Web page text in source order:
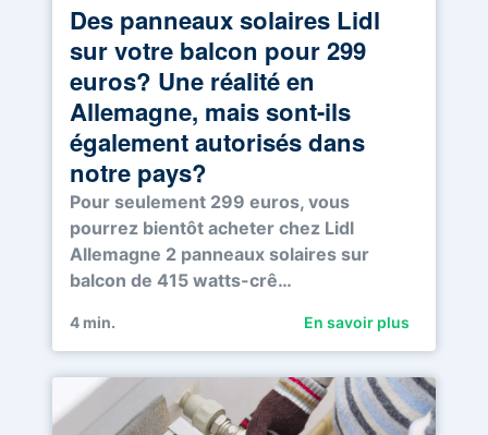
Des panneaux solaires Lidl
sur votre balcon pour 299
euros? Une réalité en
Allemagne, mais sont-ils
également autorisés dans
notre pays?
Pour seulement 299 euros, vous
pourrez bientôt acheter chez Lidl
Allemagne 2 panneaux solaires sur
balcon de 415 watts-crê…
4 min. En savoir plus